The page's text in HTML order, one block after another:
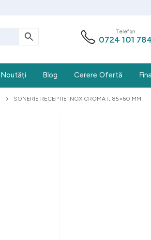
Telefon
0724 101
Noutăți Blog Cerere Ofertă
SONERIE RECEPTIE INOX CROMAT, 85×60 MM